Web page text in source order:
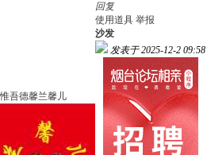
回复
使用道具 举报
惟吾德馨兰馨儿
沙发
发表于 2025-12-2 09:58